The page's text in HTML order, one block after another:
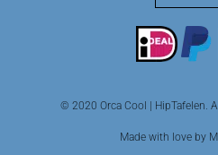
© 2020 Orca Cool | HipTafelen.
Made with love by